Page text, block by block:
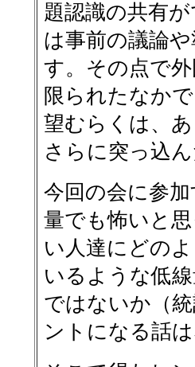
題認識の共有
は事前の議論
す。その点で
限られたなか
望むらくは、
さらに突っ込
今回の会に参
量でも怖いと
い人達にどの
いるような低
ではないか（
ントになる話